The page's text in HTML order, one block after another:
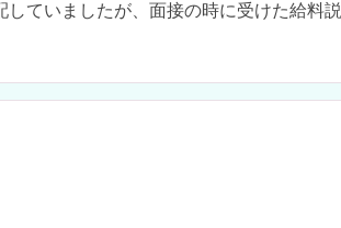
ていましたが、面接の時に受けた給料